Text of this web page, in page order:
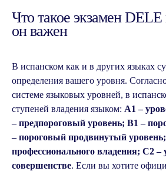
Что такое экзамен
он важен
В испанском как и в других языках
определения вашего уровня.
системе языковых уровней, в
ступеней владения языком: A1 –
– предпороговый уровень; B1 –
– пороговый продвинутый
профессионального владения; C2 –
совершенстве. Если вы хотите